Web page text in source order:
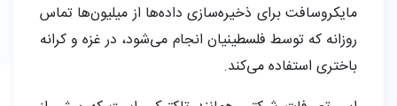
مایکروسافت برای ذخیره‌سازی داده‌ها از میلیون‌ها تماس
روزانه که توسط فلسطینیان انجام می‌شود، در غزه و کرانه
باختری استفاده می‌کند.